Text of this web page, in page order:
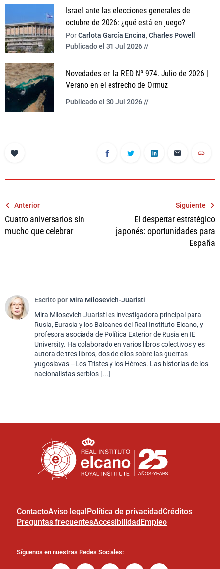
Israel ante las elecciones generales de
octubre de 2026: ¿qué está en juego?
PorCarlota García Encina, Charles Powell
Publicado el 31 Jul 2026 //
Novedades en la RED Nº 974. Julio de 2026 |
Verano en el estrecho de Ormuz
Publicado el 30 Jul 2026 //
Navegación
de
entradas
Anterior
Cuatro aniversarios sin
mucho que celebrar
Siguiente
El despertar estratégico
japonés: oportunidades para
España
Escrito por Mira Milosevich-Juaristi
Mira Milosevich-Juaristi es investigadora principal para
Rusia, Eurasia y los Balcanes del Real Instituto Elcano, y
profesora asociada de Política Exterior de Rusia en IE
University. Ha colaborado en varios libros colectivos y es
autora de tres libros, dos de ellos sobre las guerras
yugoslavas –Los Tristes y los Héroes. Las historias de los
nacionalistas serbios [...]
ContactoAviso legalPolítica de privacidadCréditos
Preguntas frecuentesAccesibilidadEmpleo
Síguenos en nuestras Redes Sociales: